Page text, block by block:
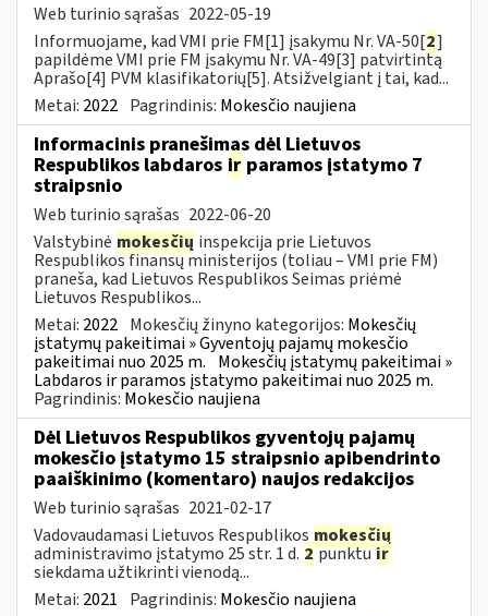
Web turinio sąrašas 2022-05-19
Informuojame, kad VMI prie FM[1] įsakymu Nr. VA-50[2]
papildėme VMI prie FM įsakymu Nr. VA-49[3] patvirtintą
Aprašo[4] PVM klasifikatorių[5]. Atsižvelgiant į tai, kad...
Metai: 2022 Pagrindinis: Mokesčio naujiena
Informacinis pranešimas dėl Lietuvos
Respublikos labdaros ir paramos įstatymo 7
straipsnio
Web turinio sąrašas 2022-06-20
Valstybinė mokesčių inspekcija prie Lietuvos
Respublikos finansų ministerijos (toliau – VMI prie FM)
praneša, kad Lietuvos Respublikos Seimas priėmė
Lietuvos Respublikos...
Metai: 2022 Mokesčių žinyno kategorijos: Mokesčių
įstatymų pakeitimai » Gyventojų pajamų mokesčio
pakeitimai nuo 2025 m. Mokesčių įstatymų pakeitimai »
Labdaros ir paramos įstatymo pakeitimai nuo 2025 m.
Pagrindinis: Mokesčio naujiena
Dėl Lietuvos Respublikos gyventojų pajamų
mokesčio įstatymo 15 straipsnio apibendrinto
paaiškinimo (komentaro) naujos redakcijos
Web turinio sąrašas 2021-02-17
Vadovaudamasi Lietuvos Respublikos mokesčių
administravimo įstatymo 25 str. 1 d. 2punktuir
siekdama užtikrinti vienodą...
Metai: 2021 Pagrindinis: Mokesčio naujiena